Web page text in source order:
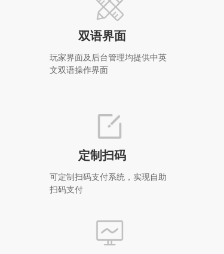
双语界面
玩家界面及后台管理均提供中英
文双语操作界面
定制扫码
可定制扫码支付系统，实现自助
扫码支付